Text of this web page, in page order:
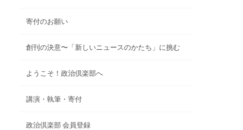
寄付のお願い
創刊の決意〜「新しいニュースのかたち」に挑む
ようこそ！政治倶楽部へ
講演・執筆・寄付
政治倶楽部 会員登録